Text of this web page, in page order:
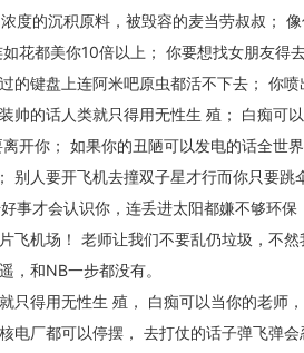
度的沉积原料，被毁容的麦当劳叔叔；
花都美你10倍以上； 你要想找女朋友得
的键盘上连阿米吧原虫都活不下去； 你
帅的话人类就只得用无性生 殖； 白痴可
开你； 如果你的丑陋可以发电的话全世
别人要开飞机去撞双子星才行而你只要跳
事才会认识你，连丢进太阳都嫌不够环
飞机场！ 老师让我们不要乱仍垃圾，不
，和NB一步都没有。
只得用无性生 殖， 白痴可以当你的老师
电厂都可以停摆， 去打仗的话子弹飞弹